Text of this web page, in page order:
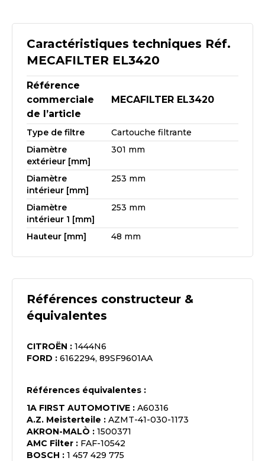
Caractéristiques techniques Réf.
MECAFILTER EL3420
Référence
commerciale
de l’article
MECAFILTER EL3420
Type de filtre
Cartouche filtrante
Diamètre
extérieur [mm]
301 mm
Diamètre
intérieur [mm]
253 mm
Diamètre
intérieur 1 [mm]
253 mm
Hauteur [mm] 48 mm
Références constructeur &
équivalentes
CITROËN : 1444N6
FORD : 6162294, 89SF9601AA
Références équivalentes :
1A FIRST AUTOMOTIVE : A60316
A.Z. Meisterteile : AZMT-41-030-1173
AKRON-MALÒ : 1500371
AMC Filter : FAF-10542
BOSCH : 1 457 429 775